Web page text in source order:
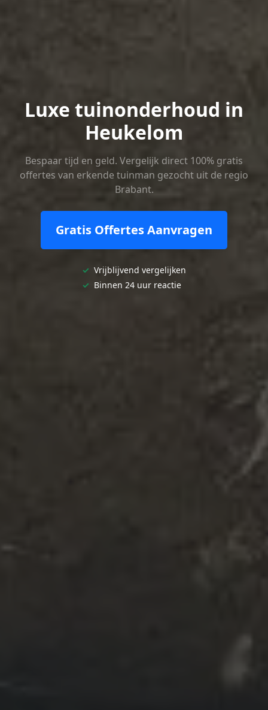
Luxe tuinonderhoud in
Heukelom
Bespaar tijd en geld. Vergelijk direct 100% gratis
offertes van erkende tuinman gezocht uit de regio
Brabant.
Gratis Offertes Aanvragen
✓ Vrijblijvend vergelijken
✓ Binnen 24 uur reactie